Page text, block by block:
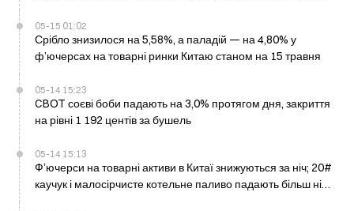
05-15 01:02
Срібло знизилося на 5,58%, а паладій — на 4,80% у
ф’ючерсах на товарні ринки Китаю станом на 15 травня
05-14 15:23
CBOT соєві боби падають на 3,0% протягом дня, закриття
на рівні 1 192 центів за бушель
05-14 15:13
Ф’ючерси на товарні активи в Китаї знижуються за ніч; 20#
каучук і малосірчисте котельне паливо падають більш ніж